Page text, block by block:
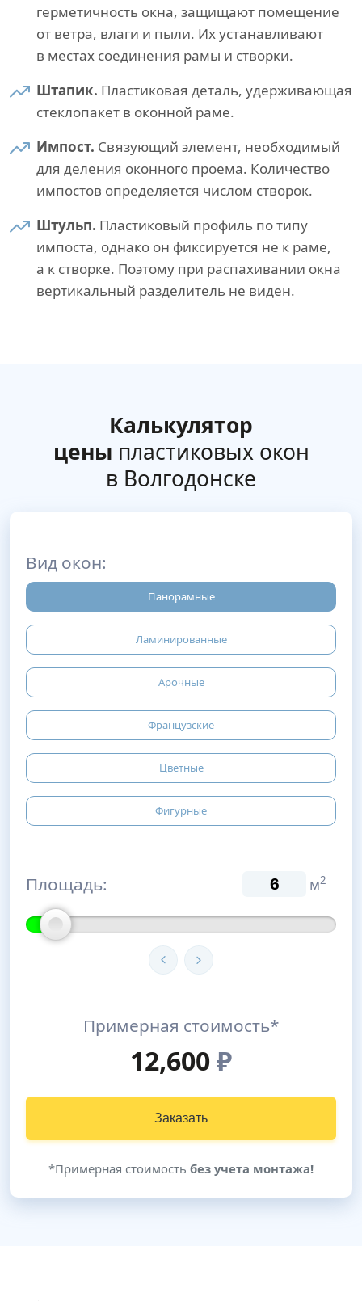
герметичность окна, защищают помещение
от ветра, влаги и пыли. Их устанавливают
в местах соединения рамы и створки.
Штапик. Пластиковая деталь, удерживающая
стеклопакет в оконной раме.
Импост. Связующий элемент, необходимый
для деления оконного проема. Количество
импостов определяется числом створок.
Штульп. Пластиковый профиль по типу
импоста, однако он фиксируется не к раме,
а к створке. Поэтому при распахивании окна
вертикальный разделитель не виден.
Калькулятор
цены пластиковых окон
в Волгодонске
Вид окон:
Панорамные
Ламинированные
Арочные
Французские
Цветные
Фигурные
Площадь: м2
Примерная стоимость*
12,600₽
Заказать
*Примерная стоимость без учета монтажа!